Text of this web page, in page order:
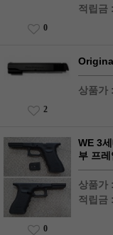
적립금 :
0
상품가 :
2
WE 3
부 프레
상품가 :
적립금 :
0